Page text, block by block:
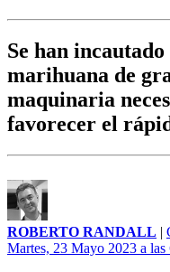
Se han
marihuana de
maquinaria
favorecer el
ROBERTO RANDALL |
Martes, 23 Mayo 2023 a las